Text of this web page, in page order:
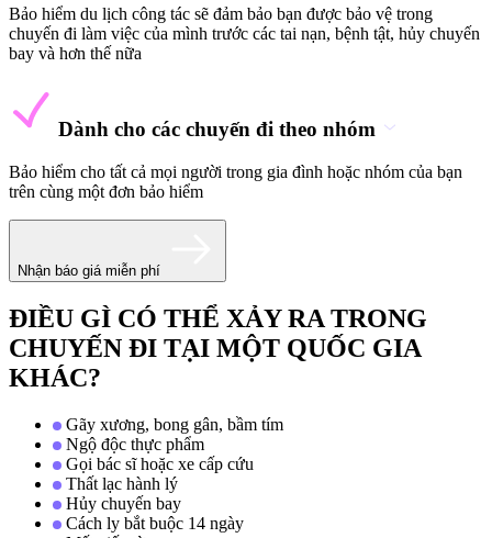
Bảo hiểm du lịch công tác sẽ đảm bảo bạn được bảo vệ trong
chuyến đi làm việc của mình trước các tai nạn, bệnh tật, hủy chuyến
bay và hơn thế nữa
Dành cho các chuyến đi theo nhóm
Bảo hiểm cho tất cả mọi người trong gia đình hoặc nhóm của bạn
trên cùng một đơn bảo hiểm
Nhận báo giá miễn phí
ĐIỀU GÌ CÓ THỂ XẢY RA TRONG
CHUYẾN ĐI TẠI MỘT QUỐC GIA
KHÁC?
Gãy xương, bong gân, bầm tím
Ngộ độc thực phẩm
Gọi bác sĩ hoặc xe cấp cứu
Thất lạc hành lý
Hủy chuyến bay
Cách ly bắt buộc 14 ngày